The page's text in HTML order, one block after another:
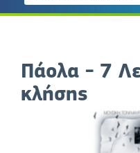
Πάολα - 7
κλήσης